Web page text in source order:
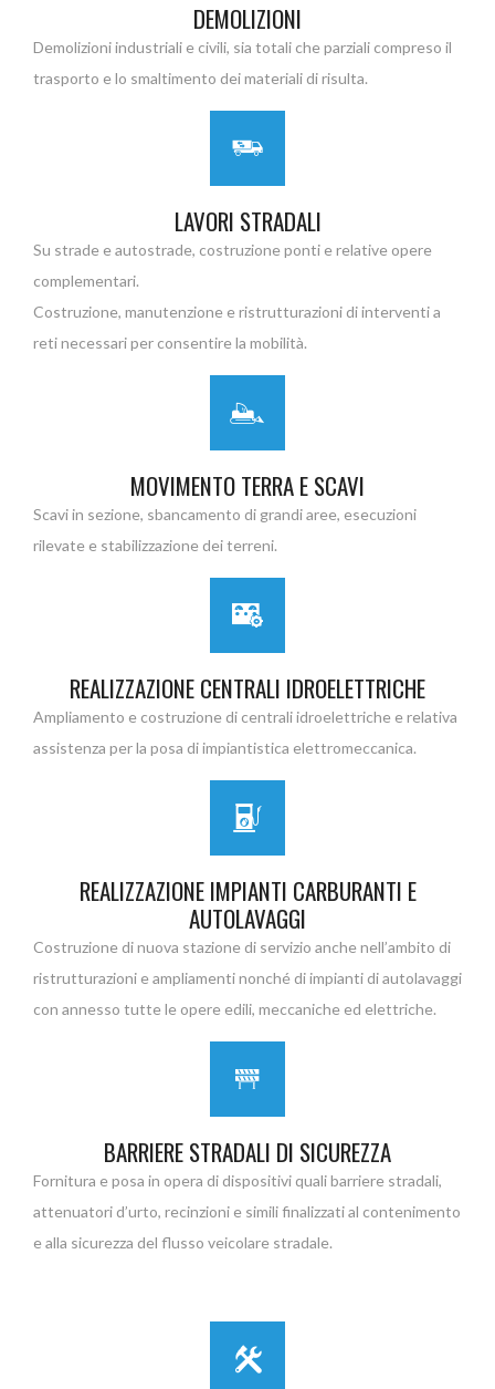
DEMOLIZIONI
Demolizioni industriali e civili, sia totali che parziali compreso il
trasporto e lo smaltimento dei materiali di risulta.
LAVORI STRADALI
Su strade e autostrade, costruzione ponti e relative opere
complementari.
Costruzione, manutenzione e ristrutturazioni di interventi a
reti necessari per consentire la mobilità.
MOVIMENTO TERRA E SCAVI
Scavi in sezione, sbancamento di grandi aree, esecuzioni
rilevate e stabilizzazione dei terreni.
REALIZZAZIONE CENTRALI IDROELETTRICHE
Ampliamento e costruzione di centrali idroelettriche e relativa
assistenza per la posa di impiantistica elettromeccanica.
REALIZZAZIONE IMPIANTI CARBURANTI E
AUTOLAVAGGI
Costruzione di nuova stazione di servizio anche nell’ambito di
ristrutturazioni e ampliamenti nonché di impianti di autolavaggi
con annesso tutte le opere edili, meccaniche ed elettriche.
BARRIERE STRADALI DI SICUREZZA
Fornitura e posa in opera di dispositivi quali barriere stradali,
attenuatori d’urto, recinzioni e simili finalizzati al contenimento
e alla sicurezza del flusso veicolare stradale.